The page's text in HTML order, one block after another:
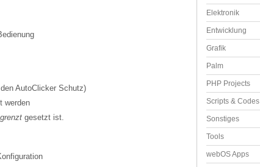
AutoClicker Schutz)
werden
gesetzt ist.
Elektronik
Entwicklung
Grafik
Palm
PHP Projects
Scripts & Codes
Sonstiges
Tools
webOS Apps